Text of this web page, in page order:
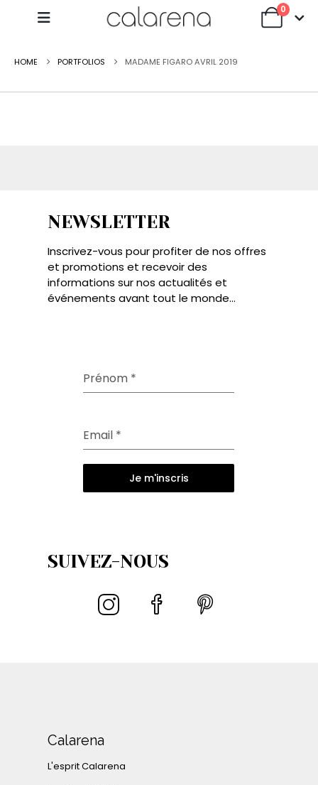
0
HOME PORTFOLIOS MADAME FIGARO AVRIL 2019
NEWSLETTER
Inscrivez-vous pour profiter de nos offres
et promotions et recevoir des
informations sur nos actualités et
événements avant tout le monde...
Prénom *
Email *
Je m'inscris
SUIVEZ-NOUS
Calarena
L'esprit Calarena